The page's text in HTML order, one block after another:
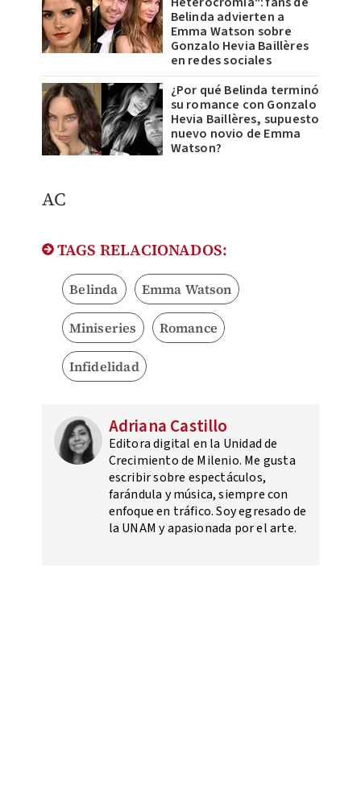
Belinda advierten a
Emma Watson sobre
Gonzalo Hevia Baillères
en redes sociales
¿Por qué Belinda terminó
su romance con Gonzalo
Hevia Baillères, supuesto
nuevo novio de Emma
Watson?
AC
TAGS RELACIONADOS:
Belinda Emma Watson
Miniseries Romance
Infidelidad
Adriana Castillo
Editora digital en la Unidad de
Crecimiento de Milenio. Me gusta
escribir sobre espectáculos,
farándula y música, siempre con
enfoque en tráfico. Soy egresado de
la UNAM y apasionada por el arte.